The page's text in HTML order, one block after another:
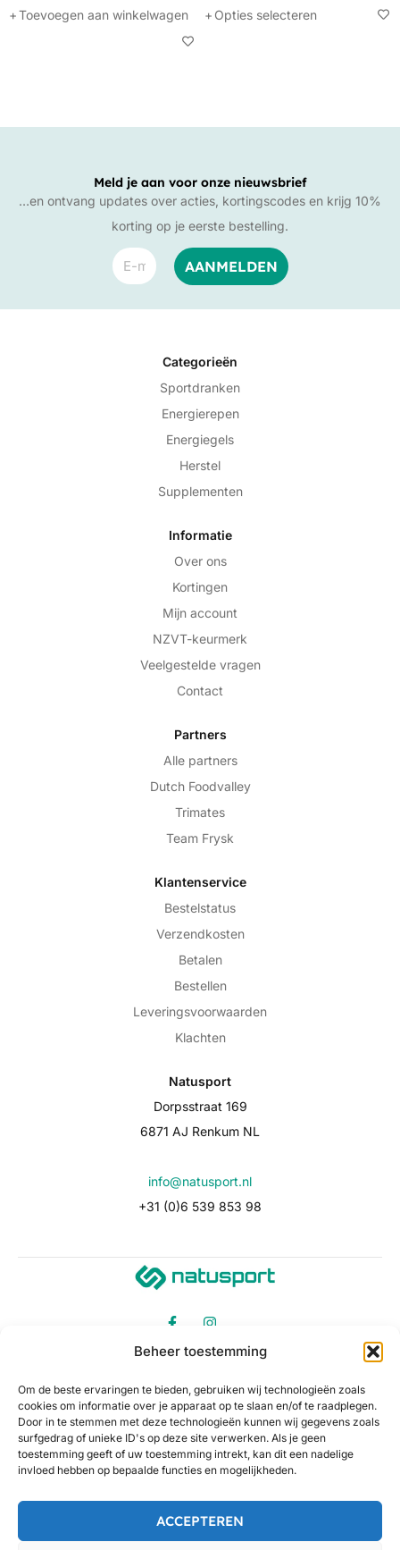
Beheer toestemming
Om de beste ervaringen te bieden, gebruiken wij technologieën zoals
cookies om informatie over je apparaat op te slaan en/of te raadplegen.
Door in te stemmen met deze technologieën kunnen wij gegevens zoals
surfgedrag of unieke ID's op deze site verwerken. Als je geen
toestemming geeft of uw toestemming intrekt, kan dit een nadelige
invloed hebben op bepaalde functies en mogelijkheden.
ACCEPTEREN
Toevoegen aan winkelwagen Opties selecteren
Meld je aan voor onze nieuwsbrief
…en ontvang updates over acties, kortingscodes en krijg 10%
korting op je eerste bestelling.
Categorieën
Sportdranken
Energierepen
Energiegels
Herstel
Supplementen
Informatie
Over ons
Kortingen
Mijn account
NZVT-keurmerk
Veelgestelde vragen
Contact
Partners
Alle partners
Dutch Foodvalley
Trimates
Team Frysk
Klantenservice
Bestelstatus
Verzendkosten
Betalen
Bestellen
Leveringsvoorwaarden
Klachten
Natusport
Dorpsstraat 169
6871 AJ Renkum NL
info@natusport.nl
+31 (0)6 539 853 98